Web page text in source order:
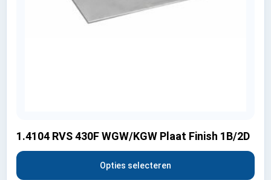
1.4104 RVS 430F WGW/KGW Plaat Finish 1B/2D
Opties selecteren